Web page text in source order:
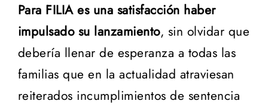
Para FILIA es una satisfacción haber
impulsado su lanzamiento, sin olvidar que
debería llenar de esperanza a todas las
familias que en la actualidad atraviesan
reiterados incumplimientos de sentencia